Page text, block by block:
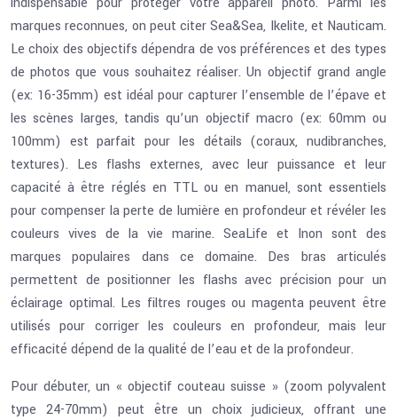
marques reconnues, on peut citer Sea&Sea, Ikelite, et Nauticam.
Le choix des objectifs dépendra de vos préférences et des types
de photos que vous souhaitez réaliser. Un objectif grand angle
(ex: 16-35mm) est idéal pour capturer l’ensemble de l’épave et
les scènes larges, tandis qu’un objectif macro (ex: 60mm ou
100mm) est parfait pour les détails (coraux, nudibranches,
textures). Les flashs externes, avec leur puissance et leur
capacité à être réglés en TTL ou en manuel, sont essentiels
pour compenser la perte de lumière en profondeur et révéler les
couleurs vives de la vie marine. SeaLife et Inon sont des
marques populaires dans ce domaine. Des bras articulés
permettent de positionner les flashs avec précision pour un
éclairage optimal. Les filtres rouges ou magenta peuvent être
utilisés pour corriger les couleurs en profondeur, mais leur
efficacité dépend de la qualité de l’eau et de la profondeur.
Pour débuter, un « objectif couteau suisse » (zoom polyvalent
type 24-70mm) peut être un choix judicieux, offrant une